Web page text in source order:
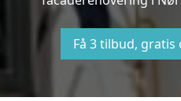
Få 3 tilbud,